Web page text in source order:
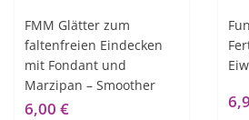
FMM Glätter zum
faltenfreien Eindecken
mit Fondant und
Marzipan – Smoother
6,00 €